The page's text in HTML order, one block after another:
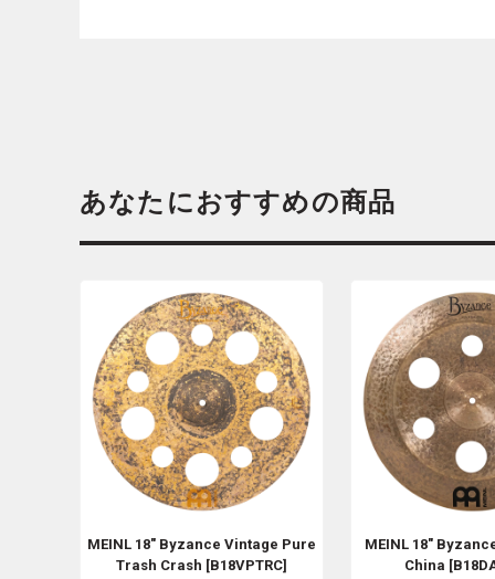
あなたにおすすめの商品
MEINL 18" Byzance Vintage Pure
Trash Crash [B18VPTRC]
MEINL 18"
China